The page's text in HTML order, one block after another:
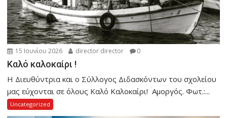
15 Ιουνίου 2026 director director 0
Καλό καλοκαίρι !
Η Διευθύντρια και ο Σύλλογος Διδασκόντων του σχολείου
μας εύχονται σε όλους Καλό Καλοκαίρι! Αμοργός. Φωτ.:...
Uncategorized